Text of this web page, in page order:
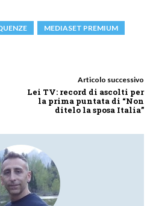
MEDIASET PREMIUM
Articolo successivo
Lei TV: record di ascolti per
la prima puntata di “Non
ditelo la sposa Italia”